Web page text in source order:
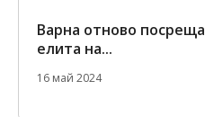
Варна отново посреща
елита на...
16 май 2024